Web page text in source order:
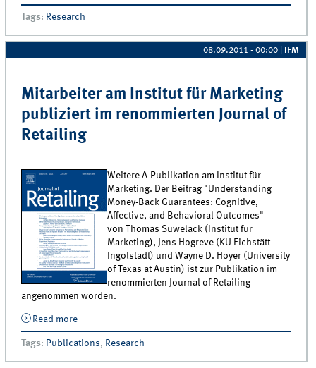
Fredebeul-Klein und Thomas Suwelack
Tags: Research
08.09.2011 - 00:00 IFM
Mitarbeiter am Institut für Marketing
publiziert im renommierten Journal of
Retailing
Weitere A-Publikation am Institut für
Marketing. Der Beitrag "Understanding
Money-Back Guarantees: Cognitive,
Affective, and Behavioral Outcomes"
von Thomas Suwelack (Institut für
Marketing), Jens Hogreve (KU Eichstätt-
Ingolstadt) und Wayne D. Hoyer (University
of Texas at Austin) ist zur Publikation im
renommierten Journal of Retailing
angenommen worden.
Read moreabout Mitarbeiter am Institut für Marketing publiziert
im renommierten Journal of Retailing
Tags: Publications, Research